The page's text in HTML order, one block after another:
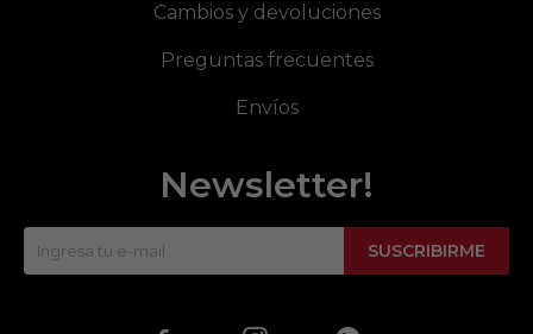
Cambios y devoluciones
Preguntas frecuentes
Envíos
Newsletter!
SUSCRIBIRME